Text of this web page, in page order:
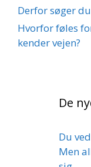
Derfor søger
Hvorfor føles
kender vejen?
De
Du
Men